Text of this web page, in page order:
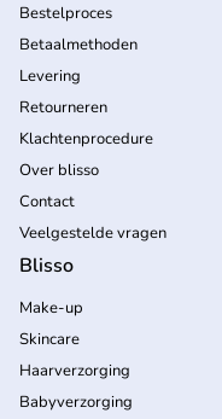
Bestelproces
Betaalmethoden
Levering
Retourneren
Klachtenprocedure
Over blisso
Contact
Veelgestelde vragen
Blisso
Make-up
Skincare
Haarverzorging
Babyverzorging